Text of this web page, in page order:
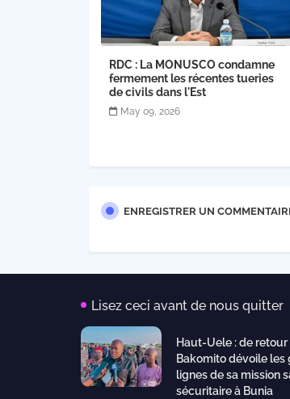
RDC : La MONUSCO condamne
fermement les récentes tueries
de civils dans l'Est
May 09, 2026
ENREGISTRER UN
Lisez ceci avant de nous quitter
Haut-Uele : de retour
Bakomito dévoile les
lignes de sa mission
sécuritaire à Bunia